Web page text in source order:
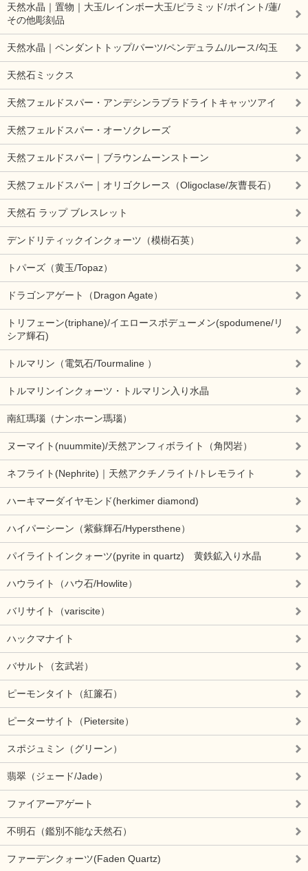
天然水晶｜置物｜大玉/レインボー大玉/ピラミッド/ポイント/蓮/
その他彫刻品
天然水晶｜ペンダントトップ/パーツ/ペンデュラム/ルース/勾玉
天然石ミックス
天然フェルドスパー・アンデシンラブラドライトキャッツアイ
天然フェルドスパー・オーソクレーズ
天然フェルドスパー｜ブラウンムーンストーン
天然フェルドスパー｜オリゴクレース（Oligoclase/灰曹長石）
天然石 ラップ ブレスレット
デンドリティックインクォーツ（模樹石英）
トパーズ（黄玉/Topaz）
ドラゴンアゲート（Dragon Agate）
トリフェーン(triphane)/イエロースポデューメン(spodumene/リ
シア輝石)
トルマリン（電気石/Tourmaline ）
トルマリンインクォーツ・トルマリン入り水晶
南紅瑪瑙（ナンホーン瑪瑙）
ヌーマイト(nuummite)/天然アンフィボライト（角閃岩）
ネフライト(Nephrite)｜天然アクチノライト/トレモライト
ハーキマーダイヤモンド(herkimer diamond)
ハイパーシーン（紫蘇輝石/Hypersthene）
パイライトインクォーツ(pyrite in quartz) 黄鉄鉱入り水晶
ハウライト（ハウ石/Howlite）
バリサイト（variscite）
ハックマナイト
バサルト（玄武岩）
ピーモンタイト（紅簾石）
ピーターサイト（Pietersite）
スポジュミン（グリーン）
翡翠（ジェード/Jade）
ファイアーアゲート
不明石（鑑別不能な天然石）
ファーデンクォーツ(Faden Quartz)